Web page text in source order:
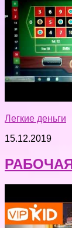
Легкие деньги
15.12.2019
РАБОЧАЯ